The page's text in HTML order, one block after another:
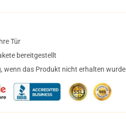
Tür
bereitgestellt
wenn das Produkt nicht erhalten wurde